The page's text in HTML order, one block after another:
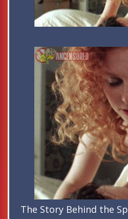
The Story Behind the